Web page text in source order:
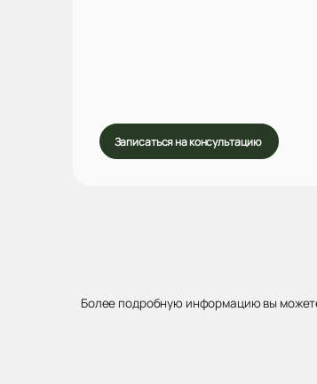
Записаться на консультацию
Более подробную информацию вы